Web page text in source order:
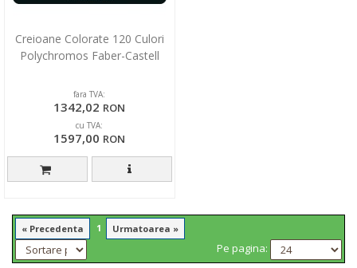
Creioane Colorate 120 Culori
Polychromos Faber-Castell
fara TVA:
1342,02 RON
cu TVA:
1597,00 RON
« Precedenta 1 Urmatoarea »
Pe pagina: